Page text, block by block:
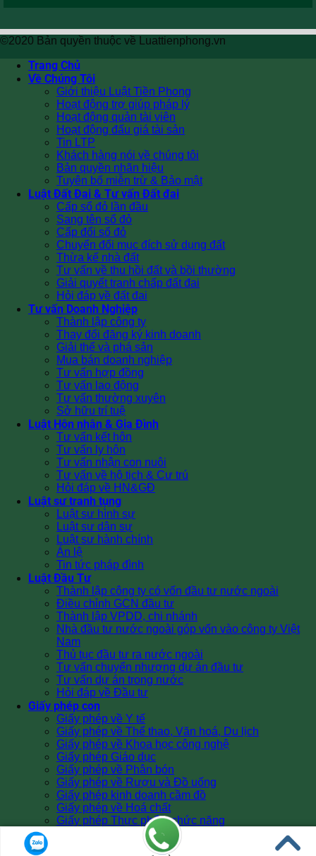
©2020 Bản quyền thuộc về Luattienphong.vn
Trang Chủ
Về Chúng Tôi
Giới thiệu Luật Tiền Phong
Hoạt động trợ giúp pháp lý
Hoạt động quản tài viên
Hoạt động đấu giá tài sản
Tin LTP
Khách hàng nói về chúng tôi
Bản quyền nhãn hiệu
Tuyên bố miễn trừ & Bảo mật
Luật Đất Đai & Tư vấn Đất đai
Cấp sổ đỏ lần đầu
Sang tên sổ đỏ
Cấp đổi sổ đỏ
Chuyển đổi mục đích sử dụng đất
Thừa kế nhà đất
Tư vấn về thu hồi đất và bồi thường
Giải quyết tranh chấp đất đai
Hỏi đáp về đất đai
Tư vấn Doanh Nghiệp
Thành lập công ty
Thay đổi đăng ký kinh doanh
Giải thể và phá sản
Mua bán doanh nghiệp
Tư vấn hợp đồng
Tư vấn lao động
Tư vấn thường xuyên
Sở hữu trí tuệ
Luật Hôn nhân & Gia Đình
Tư vấn kết hôn
Tư vấn ly hôn
Tư vấn nhận con nuôi
Tư vấn về hộ tịch & Cư trú
Hỏi đáp về HN&GĐ
Luật sư tranh tụng
Luật sư hình sự
Luật sư dân sự
Luật sư hành chính
Án lệ
Tin tức pháp đình
Luật Đầu Tư
Thành lập công ty có vốn đầu tư nước ngoài
Điều chỉnh GCN đầu tư
Thành lập VPDD, chi nhánh
Nhà đầu tư nước ngoài góp vốn vào công ty Việt
Nam
Thủ tục đầu tư ra nước ngoài
Tư vấn chuyển nhượng dự án đầu tư
Tư vấn dự án trong nước
Hỏi đáp về Đầu tư
Giấy phép con
Giấy phép về Y tế
Giấy phép về Thể thao, Văn hoá, Du lịch
Giấy phép về Khoa học công nghệ
Giấy phép Giáo dục
Giấy phép về Phân bón
Giấy phép về Rượu và Đồ uống
Giấy phép kinh doanh cầm đồ
Giấy phép về Hoá chất
Giấy phép Thực phẩm chức năng
Giấy phép về Quảng cáo
Các Giấy phép khác